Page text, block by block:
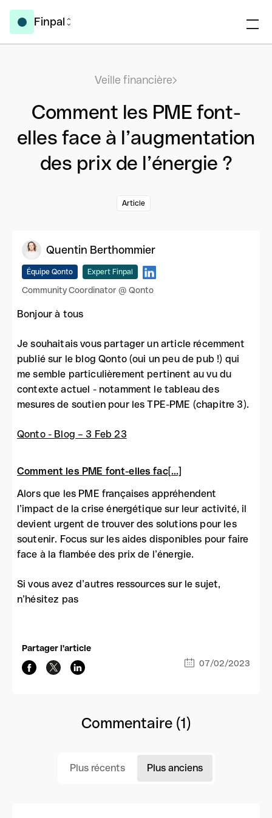
Finpal
Veille financière
Comment les PME font-
elles face à l’augmentation
des prix de l’énergie ?
Article
Quentin Berthommier
Équipe Qonto Expert Finpal
Community Coordinator @ Qonto
Bonjour à tous
Je souhaitais vous partager un article récemment
publié sur le blog Qonto (oui un peu de pub !) qui
me semble particulièrement pertinent au vu du
contexte actuel - notamment le tableau des
mesures de soutien pour les TPE-PME (chapitre 3).
Qonto - Blog – 3 Feb 23
Comment les PME font-elles fac[...]
Alors que les PME françaises appréhendent
l’impact de la crise énergétique sur leur activité, il
devient urgent de trouver des solutions pour les
soutenir. Focus sur les aides disponibles pour faire
face à la flambée des prix de l’énergie.
Si vous avez d’autres ressources sur le sujet,
n’hésitez pas
Partager l'article
07/02/2023
Commentaire (1)
Plus récents Plus anciens